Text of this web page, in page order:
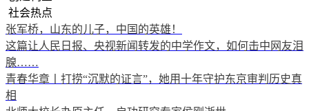
社会热点
张军桥，山东的儿子，中国的英雄！
这篇让人民日报、央视新闻转发的中学作文，如何击中网友泪
腺……
青春华章丨打捞“沉默的证言”，她用十年守护东京审判历史真
相